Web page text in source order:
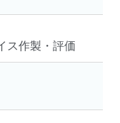
作製・評価